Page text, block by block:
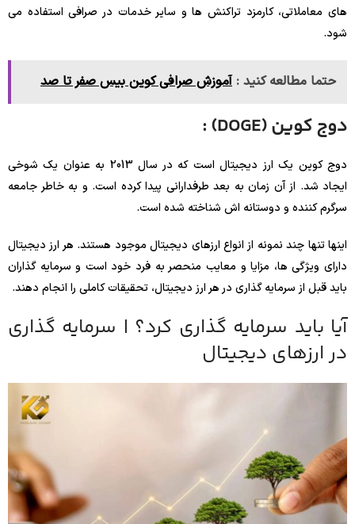
های معاملاتی، کارمزد تراکنش ها و سایر خدمات در صرافی استفاده می
شود.
حتما مطالعه کنید : آموزش صرافی کوین بیس صفر تا صد
دوج کوین (DOGE) :
دوج کوین یک ارز دیجیتال است که در سال 2013 به عنوان یک شوخی
ایجاد شد. از آن زمان به بعد طرفدارانی پیدا کرده است. و به خاطر جامعه
سرگرم کننده و دوستانه اش شناخته شده است.
اینها تنها چند نمونه از انواع ارزهای دیجیتال موجود هستند. هر ارز دیجیتال
دارای ویژگی ها، مزایا و معایب منحصر به فرد خود است و سرمایه گذاران
باید قبل از سرمایه گذاری در هر ارز دیجیتال، تحقیقات کاملی را انجام دهند.
آیا باید سرمایه گذاری کرد؟ | سرمایه گذاری
در ارزهای دیجیتال